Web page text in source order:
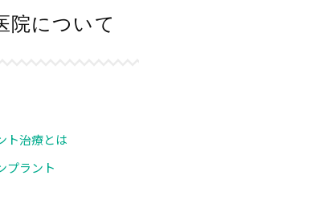
院について
ト治療とは
プラント